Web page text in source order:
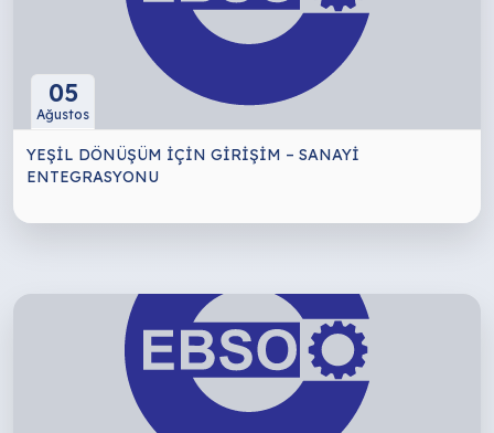
05
Ağustos
YEŞİL DÖNÜŞÜM İÇİN GİRİŞİM – SANAYİ
ENTEGRASYONU